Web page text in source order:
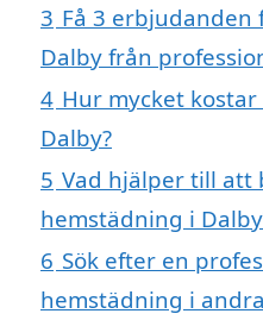
3 Få 3
Dalby från
4 Hur mycket
Dalby?
5 Vad hjälper till att
hemstädning i
6 Sök efter en
hemstädning i